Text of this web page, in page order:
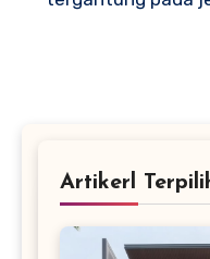
Artikerl